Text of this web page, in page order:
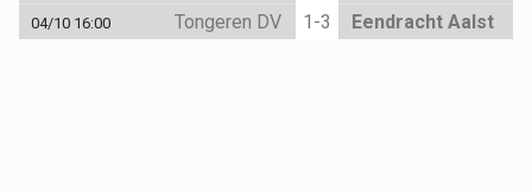
04/10 16:00 Tongeren DV 1-3 Eendracht Aalst